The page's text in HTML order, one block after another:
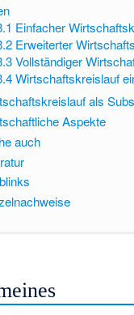
Einfacher
Erweiterter
Vollständiger
Wirtschaftskreislauf
als
Aspekte
auch